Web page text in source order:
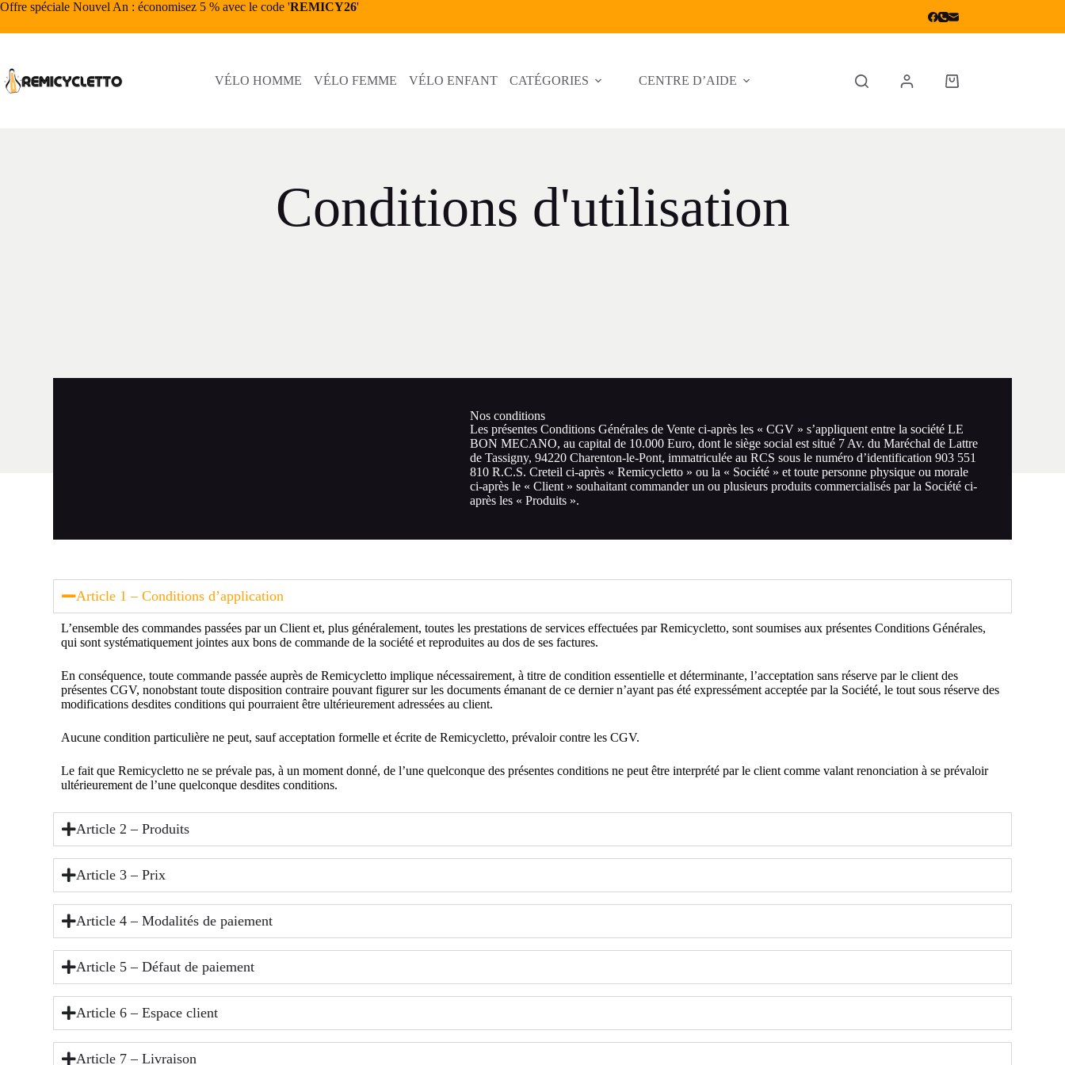
Offre spéciale Nouvel An : économisez 5 % avec le code 'REMICY26'
VÉLO HOMME VÉLO FEMME VÉLO ENFANT CATÉGORIES CENTRE D’AIDE
Conditions d'utilisation
Nos conditions
Les présentes Conditions Générales de Vente ci-après les « CGV » s’appliquent entre la société LE
BON MECANO, au capital de 10.000 Euro, dont le siège social est situé 7 Av. du Maréchal de Lattre
de Tassigny, 94220 Charenton-le-Pont, immatriculée au RCS sous le numéro d’identification 903 551
810 R.C.S. Creteil ci-après « Remicycletto » ou la « Société » et toute personne physique ou morale
ci-après le « Client » souhaitant commander un ou plusieurs produits commercialisés par la Société ci-
après les « Produits ».
Article 1 – Conditions d’application
L’ensemble des commandes passées par un Client et, plus généralement, toutes les prestations de services effectuées par Remicycletto, sont soumises aux présentes Conditions Générales,
qui sont systématiquement jointes aux bons de commande de la société et reproduites au dos de ses factures.
En conséquence, toute commande passée auprès de Remicycletto implique nécessairement, à titre de condition essentielle et déterminante, l’acceptation sans réserve par le client des
présentes CGV, nonobstant toute disposition contraire pouvant figurer sur les documents émanant de ce dernier n’ayant pas été expressément acceptée par la Société, le tout sous réserve des
modifications desdites conditions qui pourraient être ultérieurement adressées au client.
Aucune condition particulière ne peut, sauf acceptation formelle et écrite de Remicycletto, prévaloir contre les CGV.
Le fait que Remicycletto ne se prévale pas, à un moment donné, de l’une quelconque des présentes conditions ne peut être interprété par le client comme valant renonciation à se prévaloir
ultérieurement de l’une quelconque desdites conditions.
Article 2 – Produits
Article 3 – Prix
Article 4 – Modalités de paiement
Article 5 – Défaut de paiement
Article 6 – Espace client
Article 7 – Livraison